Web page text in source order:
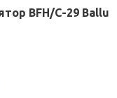
BFH/С-29 Ballu